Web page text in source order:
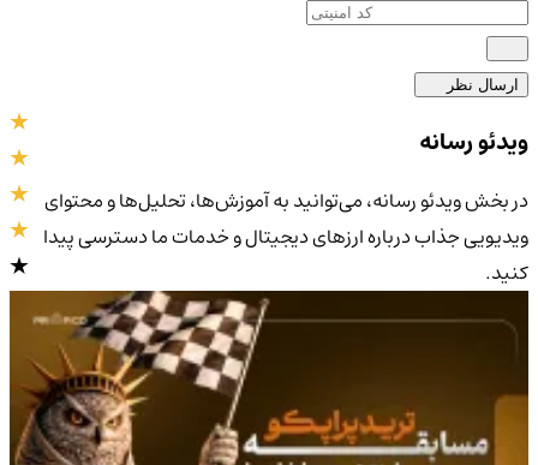
ارسال نظر
4.9/5
ویدئو رسانه
در بخش ویدئو رسانه، می‌توانید به آموزش‌ها، تحلیل‌ها و محتوای
ویدیویی جذاب درباره ارزهای دیجیتال و خدمات ما دسترسی پیدا
کنید.